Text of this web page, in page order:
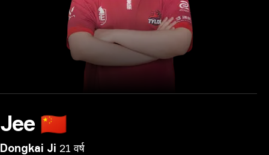
Jee 🇨🇳
Dongkai Ji 21 वर्ष